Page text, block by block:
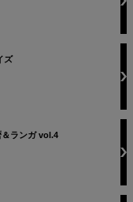
ズ
ランガ vol.4